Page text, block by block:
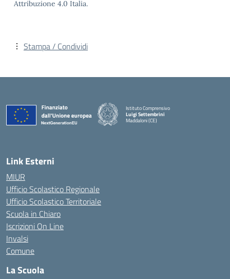
Attribuzione 4.0 Italia.
Stampa / Condividi
Istituto Comprensivo
Luigi Settembrini
Maddaloni (CE)
Link Esterni
MIUR
Ufficio Scolastico Regionale
Ufficio Scolastico Territoriale
Scuola in Chiaro
Iscrizioni On Line
Invalsi
Comune
La Scuola